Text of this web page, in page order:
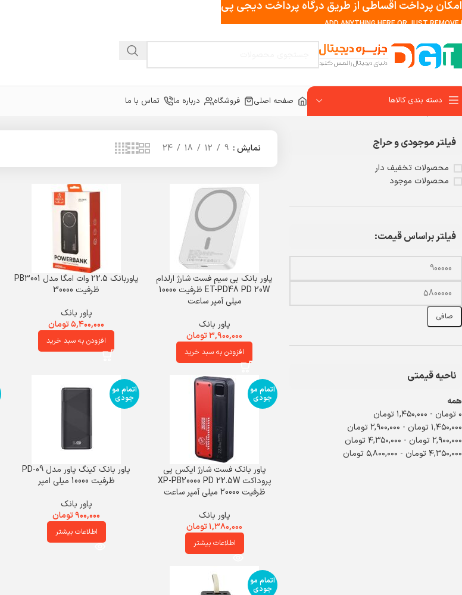
ADD ANYTHING HERE OR JUST REMOVE
دسته بندی کالاها صفحه اصلی فروشگاه درباره ما تماس با ما
فیلتر موجودی و حراج
محصولات تخفیف دار
محصولات موجود
فیلتر براساس قیمت:
صافی
ناحیه قیمتی
همه
۰ تومان - ۱,۴۵۰,۰۰۰تومان
۱,۴۵۰,۰۰۰تومان - ۲,۹۰۰,۰۰۰تومان
۲,۹۰۰,۰۰۰تومان - ۴,۳۵۰,۰۰۰تومان
۴,۳۵۰,۰۰۰تومان - ۵,۸۰۰,۰۰۰ تومان
نمایش 9
12
18
24
پاور بانک بی سیم فست شارژ ارلدام
ET-PD48 PD 20W ظرفیت 10000
میلی آمپر ساعت
پاور بانک
۳,۹۰۰,۰۰۰تومان
افزودن به سبد خرید
پاوربانک 22.5 وات امگا مدل PB3001
ظرفیت 30000
پاور بانک
۵,۴۰۰,۰۰۰تومان
افزودن به سبد خرید
اتمام مو
جودی
پاور بانک فست شارژ ایکس پی
پروداکت XP-PB20000 PD 22.5W
ظرفیت 20000 میلی آمپر ساعت
پاور بانک
۱,۳۸۰,۰۰۰تومان
اطلاعات بیشتر
اتمام مو
جودی
پاور بانک کینگ پاور مدل PD-09
ظرفیت 10000 میلی امپر
پاور بانک
۹۰۰,۰۰۰تومان
اطلاعات بیشتر
اتمام مو
جودی
امکان پرداخت اقساطی از طریق درگاه پرداخت دیجی پی